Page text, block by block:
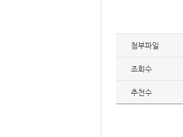
첨부파일
조회수
추천수